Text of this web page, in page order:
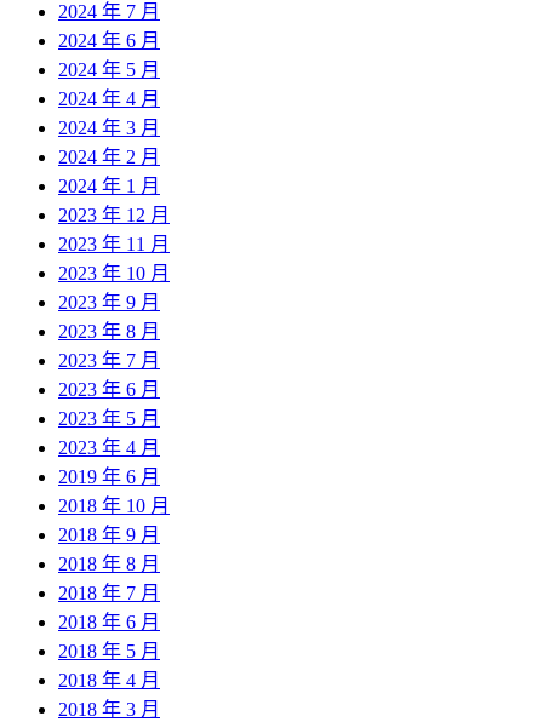
2024 年 7 月
2024 年 6 月
2024 年 5 月
2024 年 4 月
2024 年 3 月
2024 年 2 月
2024 年 1 月
2023 年 12 月
2023 年 11 月
2023 年 10 月
2023 年 9 月
2023 年 8 月
2023 年 7 月
2023 年 6 月
2023 年 5 月
2023 年 4 月
2019 年 6 月
2018 年 10 月
2018 年 9 月
2018 年 8 月
2018 年 7 月
2018 年 6 月
2018 年 5 月
2018 年 4 月
2018 年 3 月